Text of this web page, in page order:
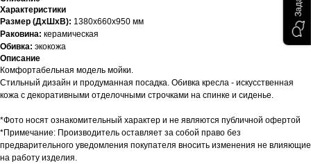
Характеристики
Размер (ДхШхВ): 1380х660х950 мм
Раковина: керамическая
Обивка: экокожа
Описание
Комфортабельная модель мойки.
Стильный дизайн и продуманная посадка. Обивка кресла - искусственная
кожа с декоративными отделочными строчками на спинке и сиденье.
*Фото носят ознакомительный характер и не являются публичной офертой
*Примечание: Производитель оставляет за собой право без
предварительного уведомления покупателя вносить изменения не влияющие
на работу изделия.